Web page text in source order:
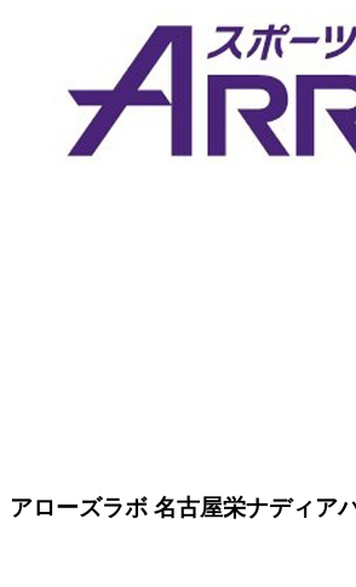
アローズラボ 名古屋栄ナディア